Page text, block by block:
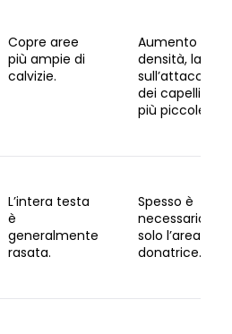
Copre aree
più ampie di
calvizie.
Aumento della
densità, lavoro
dei capelli e
più piccole.
L’intera testa
è
generalmente
rasata.
Spesso è
necessario
solo l’area
donatrice.